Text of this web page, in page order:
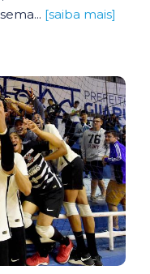
[saiba mais]